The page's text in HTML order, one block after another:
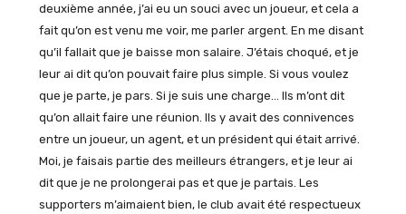
deuxième année, j’ai eu un souci avec un joueur, et cela a
fait qu’on est venu me voir, me parler argent. En me disant
qu’il fallait que je baisse mon salaire. J’étais choqué, et je
leur ai dit qu’on pouvait faire plus simple. Si vous voulez
que je parte, je pars. Si je suis une charge… Ils m’ont dit
qu’on allait faire une réunion. Ils y avait des connivences
entre un joueur, un agent, et un président qui était arrivé.
Moi, je faisais partie des meilleurs étrangers, et je leur ai
dit que je ne prolongerai pas et que je partais. Les
supporters m’aimaient bien, le club avait été respectueux